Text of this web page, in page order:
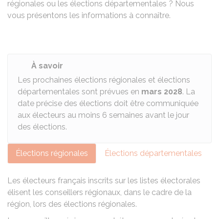
régionales ou les élections départementales ? Nous
vous présentons les informations à connaître.
À savoir
Les prochaines élections régionales et élections
départementales sont prévues en mars 2028. La
date précise des élections doit être communiquée
aux électeurs au moins 6 semaines avant le jour
des élections.
Élections régionales Élections départementales
Les électeurs français inscrits sur les listes électorales
élisent les conseillers régionaux, dans le cadre de la
région, lors des élections régionales.